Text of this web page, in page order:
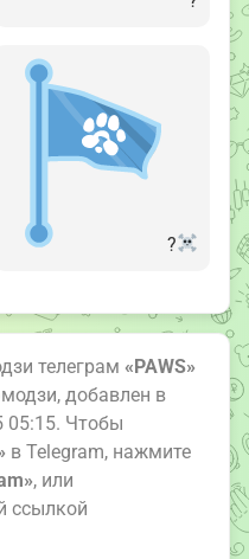
?‍
телеграм «PAWS»
добавлен в
05:15. Чтобы
в Telegram, нажмите
, или
ссылкой